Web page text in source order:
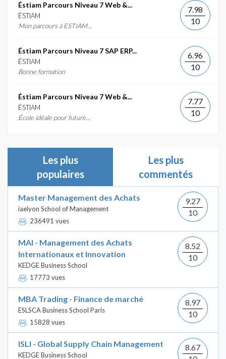
Éstiam Parcours Niveau 7 Web &...
ÉSTIAM
Mon parcours à ESTIAM...
7.98
10
Éstiam Parcours Niveau 7 SAP ERP...
ÉSTIAM
Bonne formation
6.96
10
Éstiam Parcours Niveau 7 Web &...
ÉSTIAM
École idéale pour future...
7.77
10
Les plus
populaires
Les plus
commentés
Master Management des Achats
iaelyon School of Management
236491 vues
9.27
10
MAI - Management des Achats
Internationaux et Innovation
KEDGE Business School
17773 vues
8.52
10
MBA Trading - Finance de marché
ESLSCA Business School Paris
15828 vues
8.97
10
ISLI - Global Supply Chain Management
KEDGE Business School
8.67